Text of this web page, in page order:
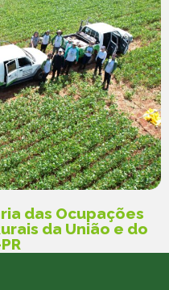
das Ocupações
da União e do